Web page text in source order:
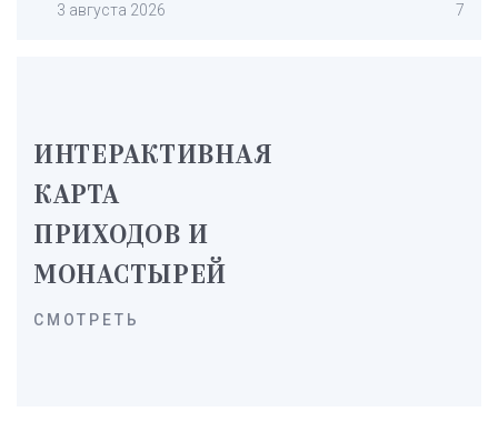
3 августа 2026 7
ИНТЕРАКТИВНАЯ
КАРТА
ПРИХОДОВ И
МОНАСТЫРЕЙ
СМОТРЕТЬ